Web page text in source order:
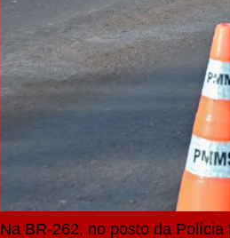
Na BR-262, no posto da